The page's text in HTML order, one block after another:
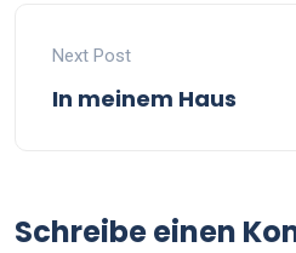
Next Post
In meinem Haus
Schreibe einen